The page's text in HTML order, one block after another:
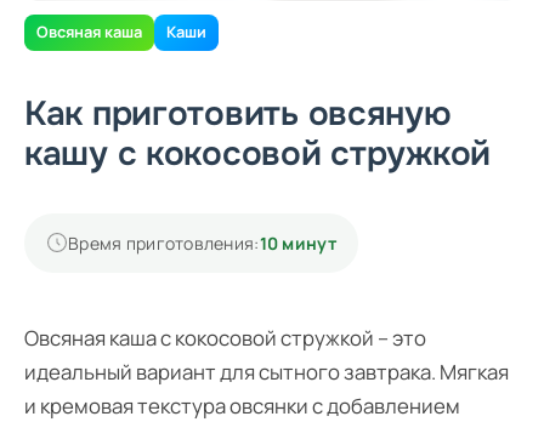
Овсяная каша Каши
Как приготовить овсяную
кашу с кокосовой стружкой
Время приготовления:10 минут
Овсяная каша с кокосовой стружкой – это
идеальный вариант для сытного завтрака. Мягкая
и кремовая текстура овсянки с добавлением